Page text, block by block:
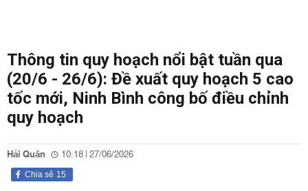
Thông tin quy hoạch nổi bật tuần qua
(20/6 - 26/6): Đề xuất quy hoạch 5 cao
tốc mới, Ninh Bình công bố điều chỉnh
quy hoạch
Hải Quân 10:18 | 27/06/2026
15
Chia sẻ